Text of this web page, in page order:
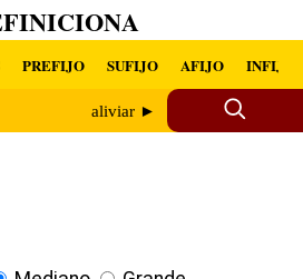
PREFIJO SUFIJO AFIJO INFIJO
aliviar ►